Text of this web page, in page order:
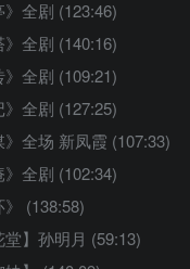
全剧 (123:46)
全剧 (140:16)
全剧 (109:21)
全剧 (127:25)
全场 新凤霞 (107:33)
全剧 (102:34)
(138:58)
】孙明月 (59:13)